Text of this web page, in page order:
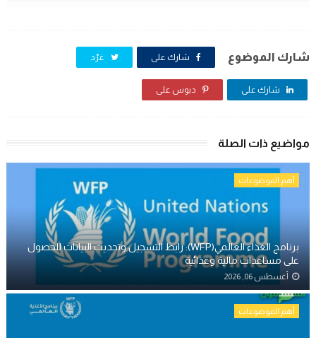
شارك الموضوع شارك على غرّد
شارك على دبوس على
مواضيع ذات الصلة
أهم الموضوعات
برنامج الغذاء العالمي(WFP): رابط التسجيل وتحديث البيانات للحصول
على مساعدات مالية وغذائية
أغسطس 06, 2026
أهم الموضوعات